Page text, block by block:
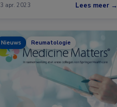
3 apr. 2023 Lees meer →
Nieuws Reumatologie